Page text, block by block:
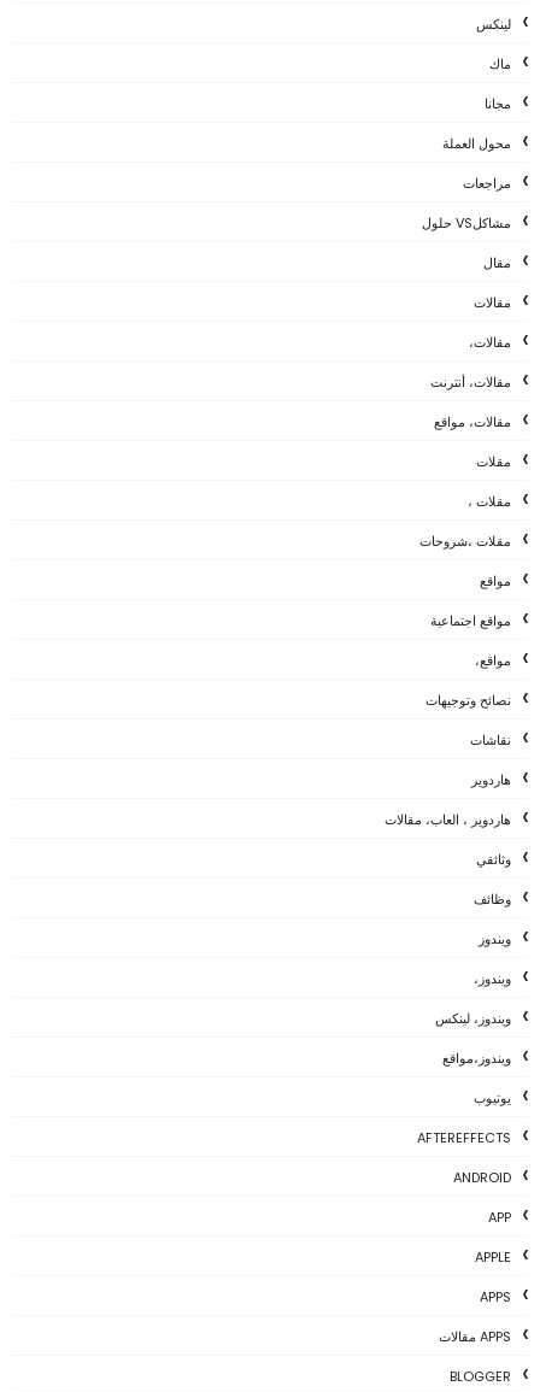
لينكس
ماك
مجانا
محول العملة
مراجعات
مشاكلVS حلول
مقال
مقالات
مقالات،
مقالات، أنترنت
مقالات، مواقع
مقلات
مقلات ،
مقلات ،شروحات
مواقع
مواقع اجتماعية
مواقع،
نصائح وتوجيهات
نقاشات
هاردوير
هاردوير ، العاب، مقالات
وثائقي
وظائف
ويندوز
ويندوز،
ويندوز، لينكس
ويندوز،مواقع
يوتيوب
AFTEREFFECTS
ANDROID
APP
APPLE
APPS
APPS مقالات
BLOGGER